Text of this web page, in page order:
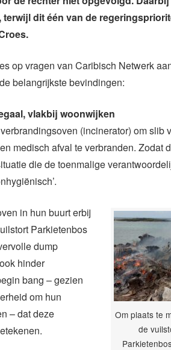
dit één van de
op vragen van Caribisch Netwerk
belangrijkste bevindingen:
vlakbij woonwijken
(incinerator) om slib
medisch afval te verbranden. Zodat
die de toenmalige
Om plaats te
de
in hun buurt erbij
Parkietenbos
dump
hinder
bang – gezien
om hun
– dat deze